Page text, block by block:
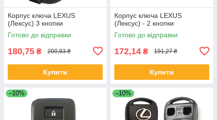
Корпус ключа LEXUS
(Лексус) 3 кнопки
Готово до відправки
180,75 ₴ 200,83 ₴
Купити
Корпус ключа LEXUS
(Лексус) - 2 кнопки
Готово до відправки
172,14 ₴ 191,27 ₴
Купити
–10% –10%